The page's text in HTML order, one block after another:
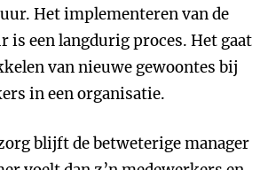
Het implementeren van de
is een langdurig proces. Het gaat
van nieuwe gewoontes bij
in een organisatie.
blijft de betweterige manager